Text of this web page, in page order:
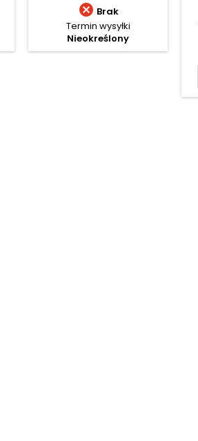
 Brak
Termin wysyłki
Nieokreślony